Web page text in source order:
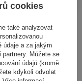
cookies
také analyzovat
údaje a za jakým
Můžete se
údajů (kromě
kdykoli odvolat